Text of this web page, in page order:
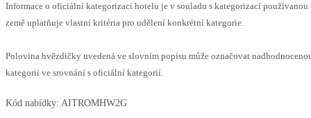
Informace o oficiální kategorizaci hotelu je v souladu s kategorizací používanou
země uplatňuje vlastní kritéria pro udělení konkrétní kategorie.
Polovina hvězdičky uvedená ve slovním popisu může označovat
kategorii ve srovnání s oficiální kategorií.
Kód nabídky: AITROMHW2G